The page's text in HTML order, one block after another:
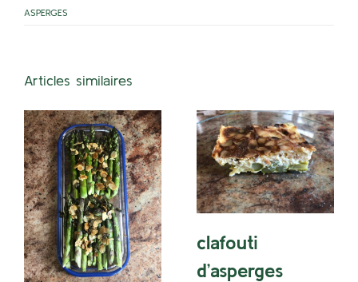
ASPERGES
Articles similaires
clafouti
d’asperges